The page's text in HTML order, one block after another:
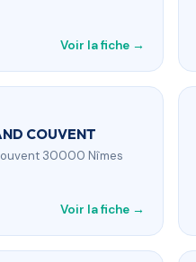
Voir la fiche →
COUVENT
30000 Nîmes
Voir la fiche →